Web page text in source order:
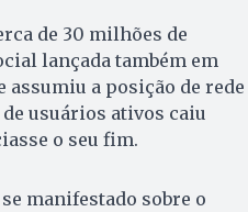
de 30 milhões de
lançada também em
a posição de rede
usuários ativos caiu
o seu fim.
manifestado sobre o